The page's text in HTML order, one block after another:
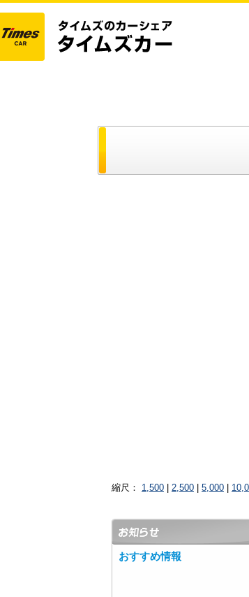
縮尺： 1,500 2,500 5,000
おすすめ情報